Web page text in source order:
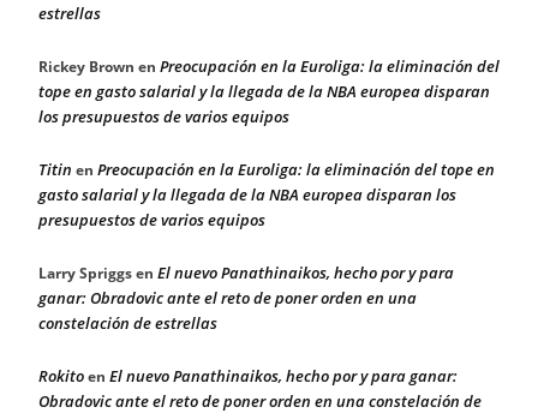
estrellas
Rickey Brown en Preocupación en la Euroliga: la eliminación del
tope en gasto salarial y la llegada de la NBA europea disparan
los presupuestos de varios equipos
Titin en Preocupación en la Euroliga: la eliminación del tope en
gasto salarial y la llegada de la NBA europea disparan los
presupuestos de varios equipos
Larry Spriggsen El nuevo Panathinaikos, hecho por y para
ganar: Obradovic ante el reto de poner orden en una
constelación de estrellas
Rokitoen El nuevo Panathinaikos, hecho por y para ganar:
Obradovic ante el reto de poner orden en una constelación de